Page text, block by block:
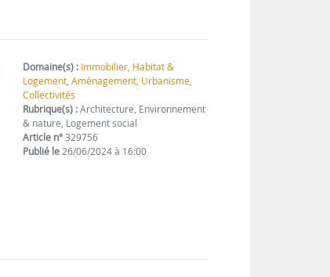
Domaine(s) : Immobilier, Habitat &
Logement,Aménagement, Urbanisme,
Collectivités
Rubrique(s) :Architecture, Environnement
& nature, Logement social
Article n°329756
Publié le26/06/2024 à 16:00